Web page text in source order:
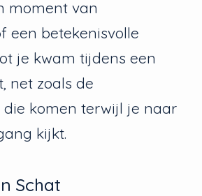
moment van
een betekenisvolle
je kwam tijdens een
net zoals de
komen terwijl je naar
kijkt.
Schat